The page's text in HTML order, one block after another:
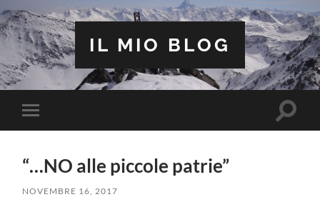
IL MIO BLOG
Attiva/disattiva
il
dispositivi
“…NO alle piccole patrie”
NOVEMBRE 16, 2017